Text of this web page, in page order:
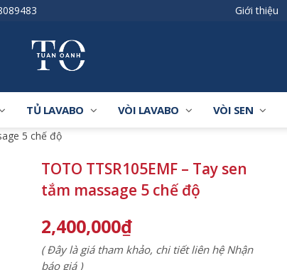
Giới thiệu
TỦ LAVABO VÒI LAVABO VÒI SEN
5 chế độ
TOTO TTSR105EMF – Tay sen
tắm massage 5 chế độ
2,400,000₫
( Đây là giá tham khảo, chi tiết liên hệ Nhận
báo giá )